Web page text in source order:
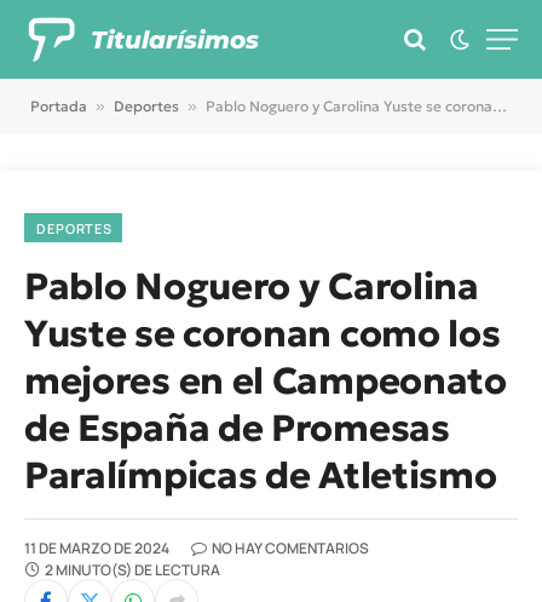
Titularísimos
Portada » Deportes » Pablo Noguero y Carolina Yuste se coronan como los mejores en el Campeonato de España de Promesas Paralímpicas de Atletismo
DEPORTES
Pablo Noguero y Carolina
Yuste se coronan como los
mejores en el Campeonato
de España de Promesas
Paralímpicas de Atletismo
11 DE MARZO DE 2024
NO HAY COMENTARIOS
2 MINUTO(S) DE LECTURA